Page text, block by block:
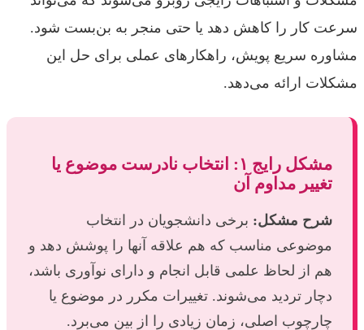
سرعت کار را کاهش دهد یا حتی منجر به بن‌بست شود.
مشاوره سریع پویش، راهکارهای عملی برای حل این
مشکلات ارائه می‌دهد.
مشکل رایج ۱: انتخاب نادرست موضوع یا
تغییر مداوم آن
شرح مشکل: برخی دانشجویان در انتخاب
موضوعی مناسب که هم علاقه آنها را پوشش دهد و
هم از لحاظ علمی قابل انجام و دارای نوآوری باشد،
دچار تردید می‌شوند. تغییرات مکرر در موضوع یا
چارچوب اصلی، زمان زیادی را از بین می‌برد.